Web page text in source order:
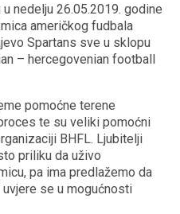
nedelju 26.05.2019. godine
američkog fudbala
Spartans sve u sklopu
– hercegovenian football
pomoćne terene
te su veliki pomoćni
BHFL. Ljubitelji
priliku da uživo
pa ima predlažemo da
se u mogućnosti